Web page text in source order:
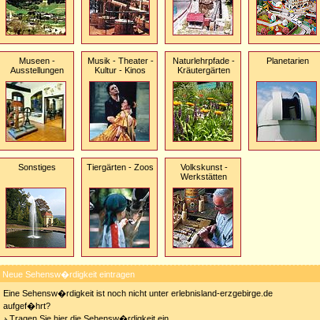
Museen -
Ausstellungen
Musik - Theater -
Kultur - Kinos
Naturlehrpfade -
Kräutergärten
Planetarien
Sonstiges Tiergärten - Zoos
Volkskunst -
Werkstätten
Neue Sehensw�rdigkeit eintragen
Eine Sehensw�rdigkeit ist noch nicht unter erlebnisland-erzgebirge.de
aufgef�hrt?